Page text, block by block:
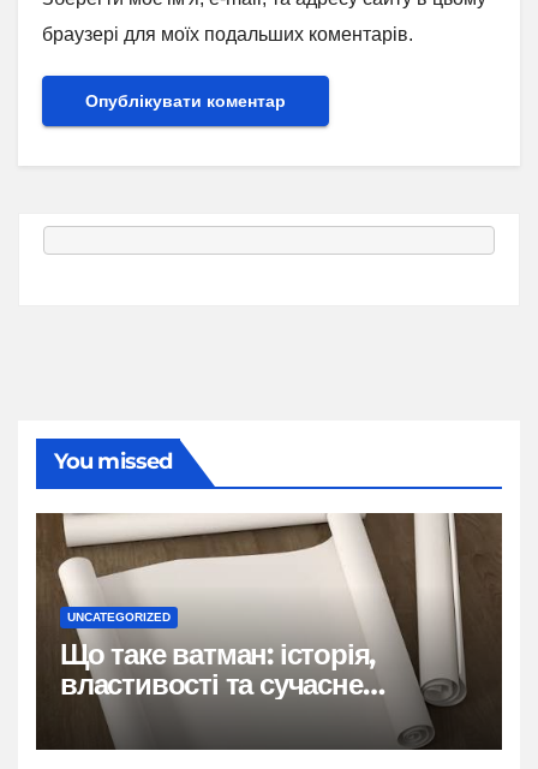
браузері для моїх подальших коментарів.
You missed
UNCATEGORIZED
Що таке ватман: історія,
властивості та сучасне
застосування